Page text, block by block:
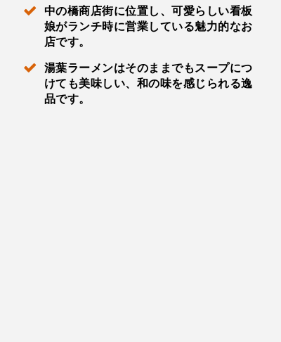
中の橋商店街に位置し、可愛らしい看板
娘がランチ時に営業している魅力的なお
店です。
湯葉ラーメンはそのままでもスープにつ
けても美味しい、和の味を感じられる逸
品です。